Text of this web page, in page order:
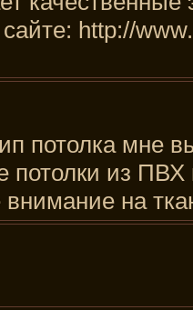
http://
потолка мне
потолки из
на